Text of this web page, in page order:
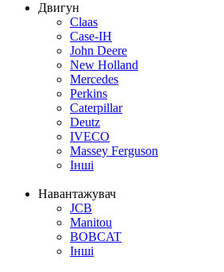
Двигун
Claas
Case-IH
John Deere
New Holland
Mercedes
Perkins
Caterpillar
Deutz
IVECO
Massey Ferguson
Інші
Навантажувач
JCB
Manitou
BOBCAT
Інші